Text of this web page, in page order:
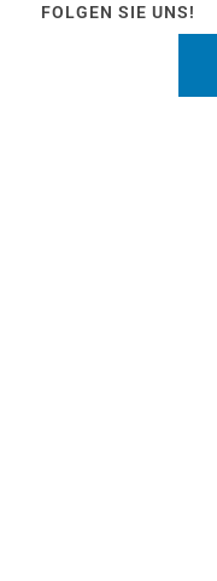
FOLGEN SIE UNS!